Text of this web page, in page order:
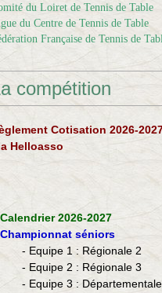
du Loiret de Tennis de Table
du Centre de Tennis de Table
Française de Tennis de
compétition
Cotisation 2026-
Helloasso
Calendrier 2026-2027
Championnat séniors
- Equipe 1 : Régionale 2
- Equipe 2 : Régionale 3
- Equipe 3 :